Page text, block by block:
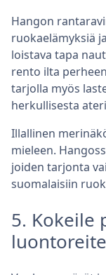
Hangon
ruokaelämyksiä
loistava tapa
rento ilta
tarjolla myös
herkullisesta
Illallinen
mieleen.
joiden tarjonta
suomalaisiin
5. Kokeile